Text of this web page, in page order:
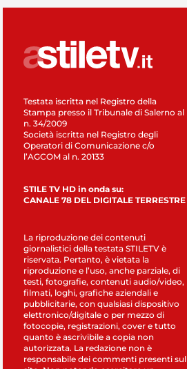
Testata iscritta nel Registro della
Stampa presso il Tribunale di Salerno al
n. 34/2009
Società iscritta nel Registro degli
Operatori di Comunicazione c/o
l’AGCOM al n. 20133
STILE TV HD in onda su:
CANALE 78 DEL DIGITALE TERRESTRE
La riproduzione dei contenuti
giornalistici della testata STILETV è
riservata. Pertanto, è vietata la
riproduzione e l’uso, anche parziale, di
testi, fotografie, contenuti audio/video,
filmati, loghi, grafiche aziendali e
pubblicitarie, con qualsiasi dispositivo
elettronico/digitale o per mezzo di
fotocopie, registrazioni, cover e tutto
quanto è ascrivibile a copia non
autorizzata. La redazione non è
responsabile dei commenti presenti sul